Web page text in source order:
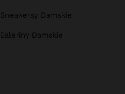
Sneakersy Damskie
Baleriny Damskie